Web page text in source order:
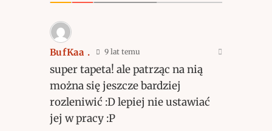
BufKaa . 9 lat temu
super tapeta! ale patrząc na nią
można się jeszcze bardziej
rozleniwić :D lepiej nie ustawiać
jej w pracy :P